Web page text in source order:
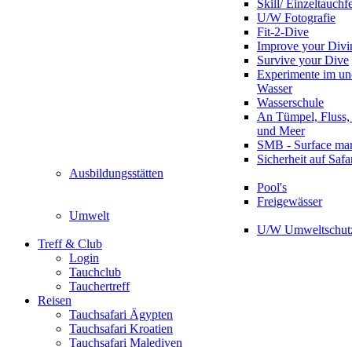
Skill/
U/W Fotografie
Fit-2-Dive
Improve your
Survive your Dive
Experimente im
Wasser
Wasserschule
An Tümpel,
und Meer
SMB - Surface
Sicherheit auf
Ausbildungsstätten
Pool's
Freigewässer
Umwelt
U/W
Treff & Club
Login
Tauchclub
Tauchertreff
Reisen
Tauchsafari Ägypten
Tauchsafari Kroatien
Tauchsafari Malediven